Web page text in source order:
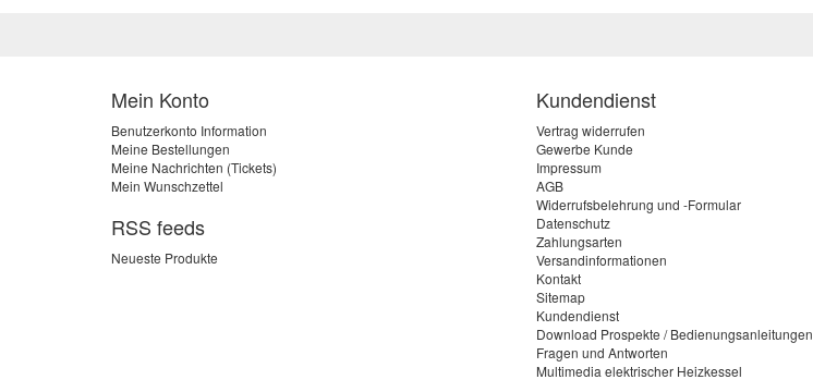
Mein Konto
Benutzerkonto Information
Meine Bestellungen
Meine Nachrichten (Tickets)
Mein Wunschzettel
RSS feeds
Neueste Produkte
Kundendienst
Vertrag widerrufen
Gewerbe Kunde
Impressum
AGB
Widerrufsbelehrung und -Formular
Datenschutz
Zahlungsarten
Versandinformationen
Kontakt
Sitemap
Kundendienst
Download Prospekte / Bedienungsanleitungen
Fragen und Antworten
Multimedia elektrischer Heizkessel